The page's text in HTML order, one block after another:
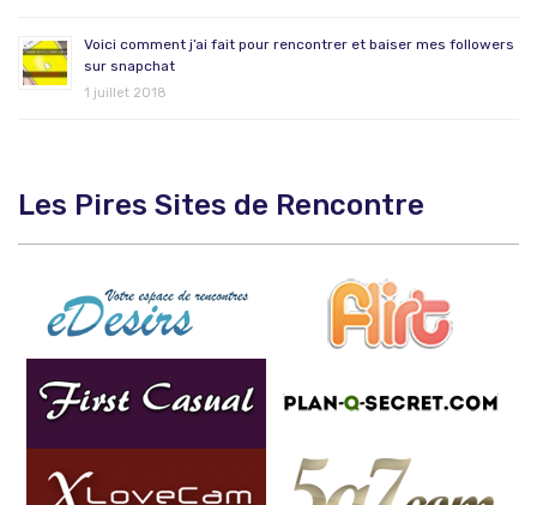
Voici comment j’ai fait pour rencontrer et baiser mes followers
sur snapchat
1 juillet 2018
Les Pires Sites de Rencontre